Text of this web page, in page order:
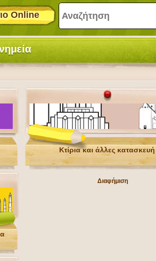
Online
Κτίρια και άλλες κατασκευή
Διαφήμιση